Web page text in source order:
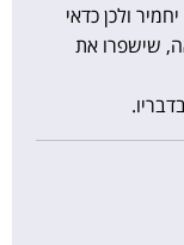
ולכן כדאי
שישפרו את